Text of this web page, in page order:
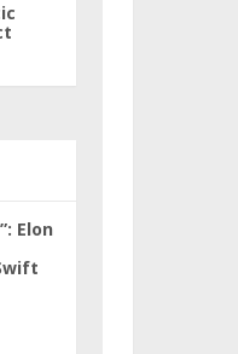
Elon